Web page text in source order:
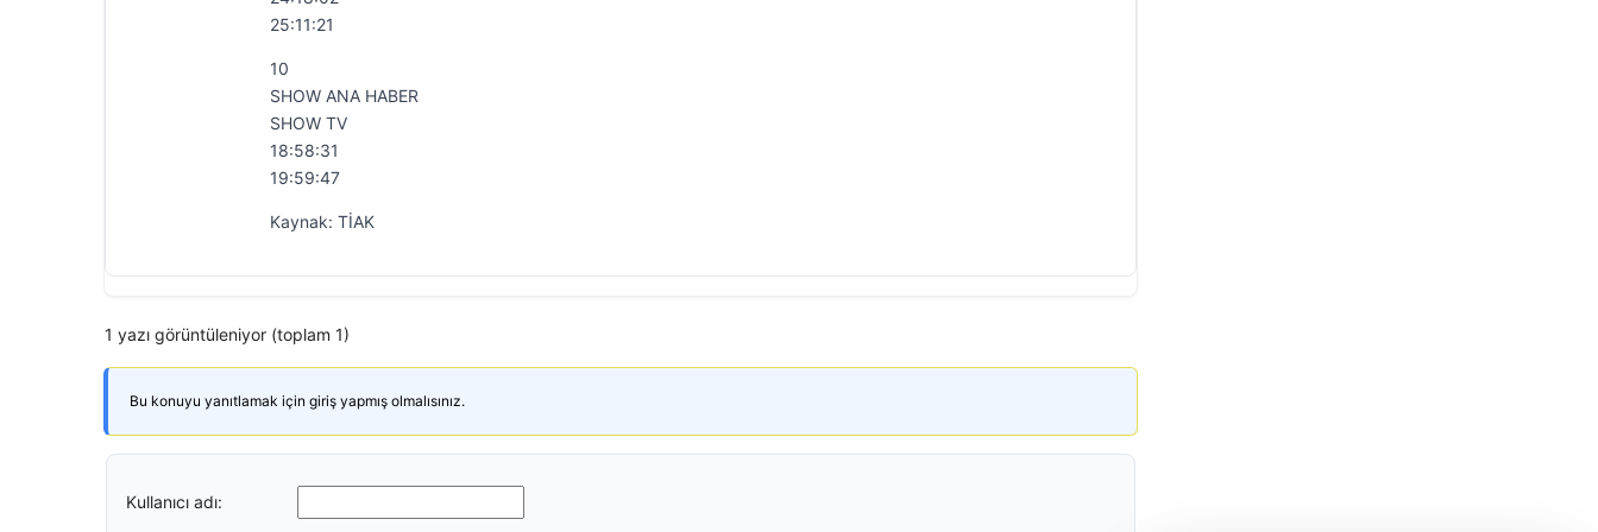
25:11:21
10
SHOW ANA HABER
SHOW TV
18:58:31
19:59:47
Kaynak: TİAK
1 yazı görüntüleniyor (toplam 1)
Bu konuyu yanıtlamak için giriş yapmış olmalısınız.
Kullanıcı adı: